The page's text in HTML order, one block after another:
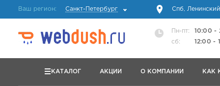
Ваш регион: Санкт-Петербург Спб,
Пн-пт:
10:00 -
сб:
12:00 -
КАТАЛОГ АКЦИИ О КОМПАНИИ КАК